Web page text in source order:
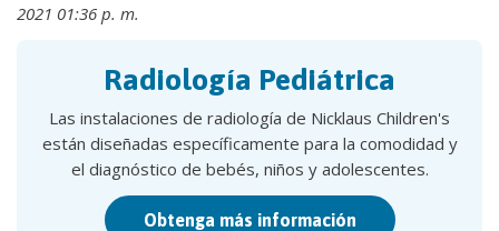
2021 01:36 p. m.
Radiología Pediátrica
Las instalaciones de radiología de Nicklaus Children's
están diseñadas específicamente para la comodidad y
el diagnóstico de bebés, niños y adolescentes.
Obtenga más información